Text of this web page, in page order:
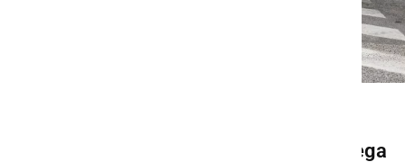
Pričela se bo gradnja novega